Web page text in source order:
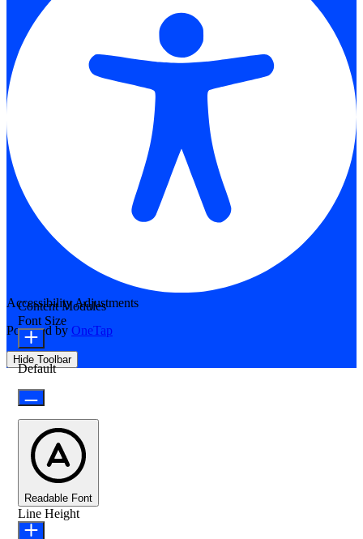
Accessibility Adjustments
Powered by OneTap
Hide Toolbar
Content Modules
Font Size
Default
Readable Font
Line Height